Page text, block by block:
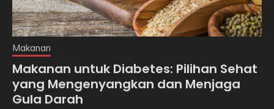
Makanan
Makanan untuk Diabetes: Pilihan Sehat
yang Mengenyangkan dan Menjaga
Gula Darah